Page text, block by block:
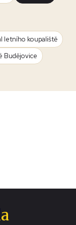
letního koupaliště
Budějovice